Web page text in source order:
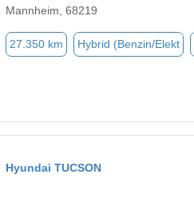
Mannheim, 68219
27.350 km Hybrid (Benzin/Elekt
Hyundai TUCSON